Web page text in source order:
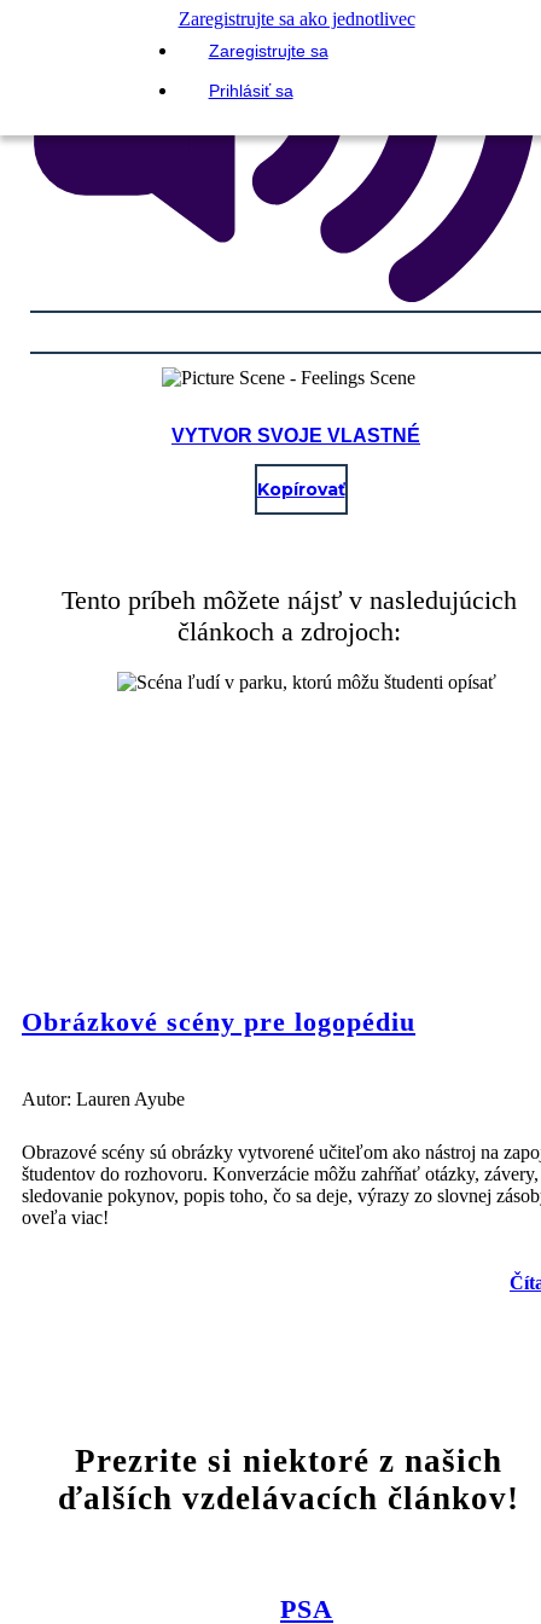
Zaregistrujte sa ako jednotlivec
Zaregistrujte sa
Prihlásiť sa
VYTVOR SVOJE VLASTNÉ
Kopírovať
Tento príbeh môžete nájsť v nasledujúcich
článkoch a zdrojoch:
Obrázkové scény pre logopédiu
Autor: Lauren Ayube
Obrazové scény sú obrázky vytvorené učiteľom ako nástroj na
študentov do rozhovoru. Konverzácie môžu zahŕňať otázky, závery,
sledovanie pokynov, popis toho, čo sa deje, výrazy zo slovnej
oveľa viac!
Prezrite si niektoré z našich
ďalších vzdelávacích článkov!
PSA